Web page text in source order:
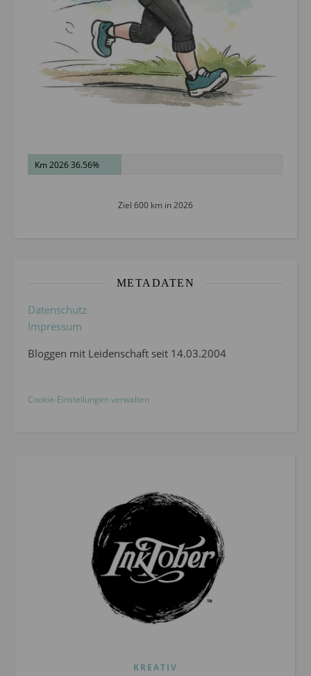
Km 2026 36.56%
Ziel 600 km in 2026
METADATEN
Datenschutz
Impressum
Bloggen mit Leidenschaft seit 14.03.2004
Cookie-Einstellungen verwalten
KREATIV